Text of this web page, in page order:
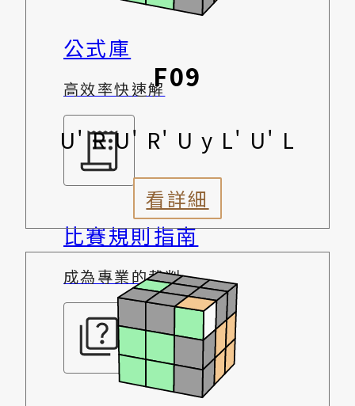
公式庫
高效率快速解
比賽規則指南
成為專業的裁判
F09
U' R U' R' U y L' U' L
看詳細